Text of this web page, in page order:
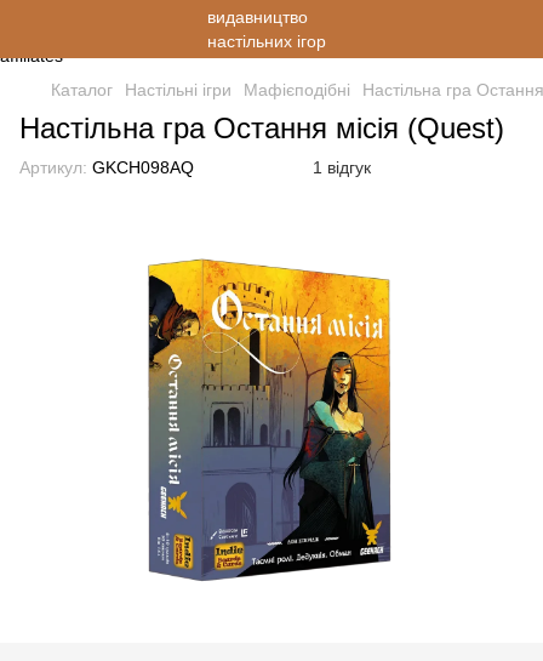
Каталог Настільні ігри Мафієподібні Настільна гра
Настільна гра Остання місія (Quest)
Артикул: GKCH098AQ 1 відгук